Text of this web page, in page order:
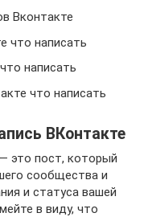
Вконтакте
что написать
написать
что написать
ВКонтакте
это пост, который
сообщества и
и статуса вашей
в виду, что